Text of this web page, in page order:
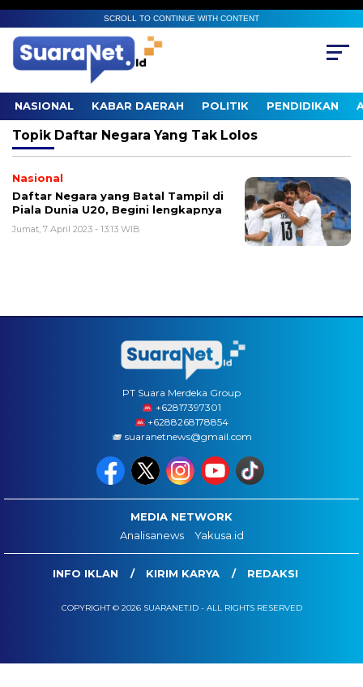
SCROLL TO CONTINUE WITH CONTENT
NASIONAL KABAR DAERAH POLITIK PENDIDIKAN
Topik Daftar Negara Yang Tak Lolos
Nasional
Daftar Negara yang Batal Tampil di
Piala Dunia U20, Begini lengkapnya
Jumat, 7 April 2023 - 13:13 WIB
PT Suara Merdeka Group
‪+62817397301
+6288268178854
suaranetnews@gmail.com
MEDIA NETWORK
Analisanews
Yakusa.id
INFO IKLAN KIRIM KARYA REDAKSI
COPYRIGHT © 2026 SUARANET.ID - ALL RIGHTS RESERVED